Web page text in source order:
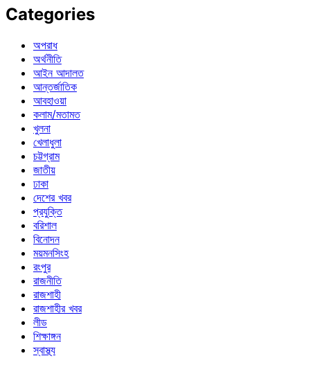
Categories
অপরাধ
অর্থনীতি
আইন আদালত
আন্তর্জাতিক
আবহাওয়া
কলাম/মতামত
খুলনা
খেলাধুলা
চট্টগ্রাম
জাতীয়
ঢাকা
দেশের খবর
প্রযুক্তি
বরিশাল
বিনোদন
ময়মনসিংহ
রংপুর
রাজনীতি
রাজশাহী
রাজশাহীর খবর
লীড
শিক্ষাঙ্গন
স্বাস্থ্য